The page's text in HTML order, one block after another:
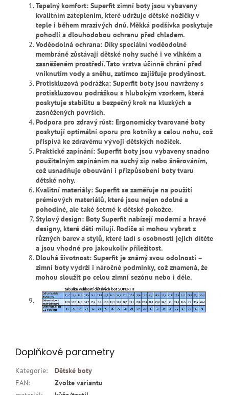
Tepelný komfort: Superfit zimní boty jsou vybaveny
kvalitním zateplením, které udržuje dětské nožičky v
teple i během mrazivých dnů. Měkká podšívka poskytuje
pohodlí a dlouhodobou ochranu před chladem.
Voděodolná ochrana: Díky speciální voděodolné
membráně zůstávají dětské nohy suché i ve vlhkém a
zasněženém prostředí. Tato vrstva účinně chrání před
vniknutím vody a sněhu, zatímco zajišťuje prodyšnost.
Protiskluzová podrážka: Superfit boty jsou navrženy s
protiskluzovou podrážkou s hlubokým vzorkem, která
poskytuje stabilitu a bezpečný krok na kluzkých a
zasněžených površích.
Podpora pro zdravý růst: Ergonomicky tvarované boty
poskytují optimální oporu pro kotníky a celou nohu, což
přispívá ke zdravému vývoji dětských nožiček.
Praktické zapínání: Superfit boty jsou vybaveny snadno
použitelným zapínáním na suchý zip nebo šněrováním,
což usnadňuje obouvání i přizpůsobení boty tvaru
dětské nohy.
Kvalitní materiály: Superfit se zaměřuje na použití
prémiových materiálů, které jsou nejen odolné a
pohodlné, ale také šetrné k dětské pokožce.
Stylový design: Boty Superfit nabízejí moderní a hravé
designy, které děti milují. Rodiče si mohou vybrat z
různých barev a stylů, které ladí s osobností jejich dítěte
a jsou vhodné pro jakoukoliv příležitost.
Dlouhá životnost: Superfit je známý svou odolností –
zimní boty vydrží i náročné podmínky, což znamená, že
mohou sloužit po celou zimní sezónu nebo i déle.
Doplňkové parametry
Kategorie:
Dětské boty
EAN:
Zvolte variantu